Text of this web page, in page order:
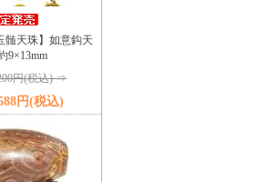
髄天珠】如意鈎天
9×13mm
円(税込) ⇒
円(税込)